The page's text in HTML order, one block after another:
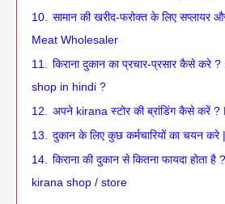
10.
सामान की खरीद-फरोक्त के लिए सप्लायर
Meat Wholesaler
11.
किराना दुकान का प्रचार-प्रसार कैसे
shop in hindi ?
12.
अपने kirana स्टोर की ब्रांडिंग कैसे करें
13.
दुकान के लिए कुछ कर्मचारियों का चयन
14.
किराना की दुकान से कितना फायदा होता
kirana shop / store